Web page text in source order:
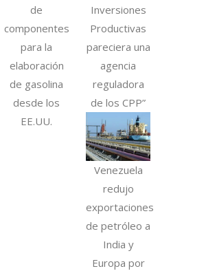
de
componentes
para la
elaboración
de gasolina
desde los
EE.UU.
Inversiones
Productivas
pareciera una
agencia
reguladora
de los CPP”
Venezuela
redujo
exportaciones
de petróleo a
India y
Europa por